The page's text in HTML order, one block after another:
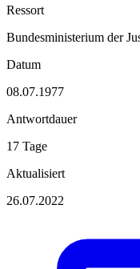
Ressort
Bundesministerium der
Datum
08.07.1977
Antwortdauer
17 Tage
Aktualisiert
26.07.2022